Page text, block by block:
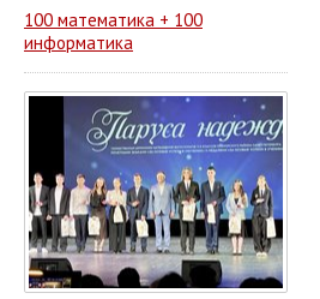
100 математика + 100
информатика